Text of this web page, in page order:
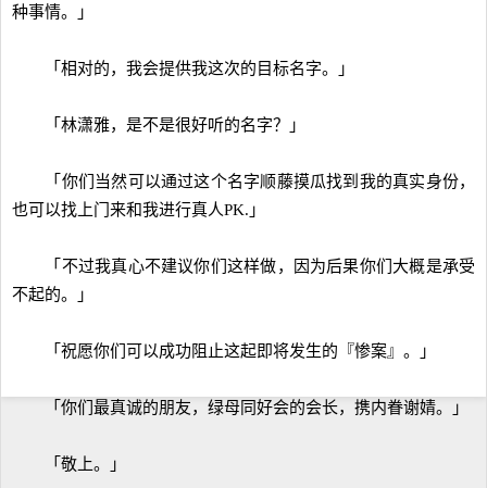
种事情。」
「相对的，我会提供我这次的目标名字。」
「林潇雅，是不是很好听的名字？」
「你们当然可以通过这个名字顺藤摸瓜找到我的真实身份，
也可以找上门来和我进行真人PK.」
「不过我真心不建议你们这样做，因为后果你们大概是承受
不起的。」
「祝愿你们可以成功阻止这起即将发生的『惨案』。」
「你们最真诚的朋友，绿母同好会的会长，携内眷谢婧。」
「敬上。」